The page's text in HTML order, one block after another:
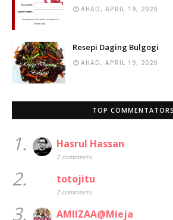
AHAD, APRIL 19, 2020
Resepi Daging Bulgogi
AHAD, APRIL 19, 2020
TOP COMMENTATORS
1. Hasrul Hassan
2 comments
2. totojitu
2 comments
3. AMIIZAA@Mieja